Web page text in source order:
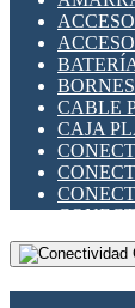
LLAVES
PLC -
RELÉS
CABLE
CAJA
DIP